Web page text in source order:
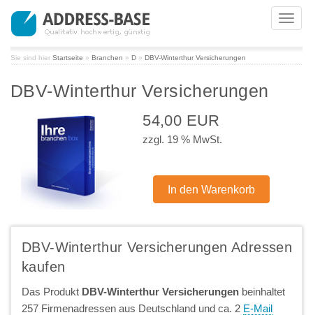
Sie sind hier Startseite » Branchen » D » DBV-Winterthur Versicherungen
DBV-Winterthur Versicherungen
54,00 EUR
zzgl. 19 % MwSt.
DBV-Winterthur Versicherungen Adressen
kaufen
Das Produkt DBV-Winterthur Versicherungen beinhaltet
257 Firmenadressen aus Deutschland und ca. 2 E-Mail